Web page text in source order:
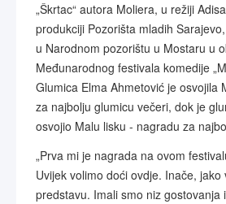
„Škrtac“ autora Moliera, u režiji
produkciji Pozorišta mladih
u Narodnom pozorištu u Mostaru u
Međunarodnog festivala komedije
Glumica Elma Ahmetović je osvojila
za najbolju glumicu večeri, dok je
osvojio Malu lisku - nagradu za
„Prva mi je nagrada na ovom
Uvijek volimo doći ovdje. Inače, jako
predstavu. Imali smo niz gostovanja